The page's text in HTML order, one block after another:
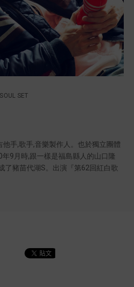
SET
他手,歌手,音樂製作人。也於獨立團體
9月時,跟一樣是福島縣人的山口隆
了豬苗代湖S。出演『第62回紅白歌